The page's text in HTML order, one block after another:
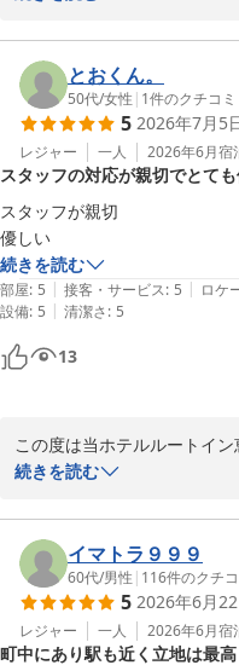
重ねて御礼申し上げます。
恵那市はかつて映画の「青
良く、
風土や環境が落ち着いてい
受けます。
当ホテルも地域に根差したお
おります。
また恵那市に観光やお仕事で
いただけたら
幸いでございます。
お忙しい中貴重なご意見を賜
ホテルルートイン恵那
2026-07-12
とおくん。
50代/女性 | 1件のクチコミ
5 2026年7月5
レジャー 一人 2026年6月宿
スタッフの対応が親切でとて
スタッフが親切
続きを読む
部屋: 5 | 接客・サービス: 5 | ロケ
設備: 5 | 清潔さ: 5
13
この度は当ホテルルートイ
うざいます。
ただき、
重ねて御礼申し上げます。
当ホテルでは、フロント・
を込めまして、お客様が快
ります。「親切・優しい」
一層がんばれます。
続きを読む
イマトラ９９９
60代/男性 | 116件のクチコ
5 2026年6月
レジャー 一人 2026年6月宿
町中にあり駅も近く立地は最高